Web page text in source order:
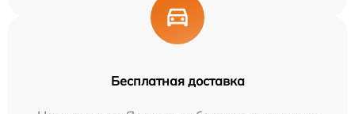
Бесплатная доставка